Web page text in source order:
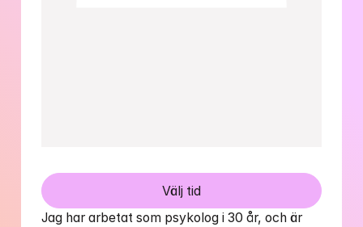
Välj tid
Jag har arbetat som psykolog i 30 år, och är